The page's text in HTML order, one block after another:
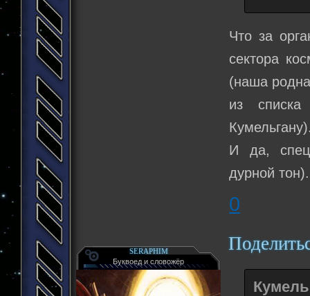
Что за
сектора
(наша
из
И да,
дурной тон).
0
SERAPHIM
Буквоед и словожёр